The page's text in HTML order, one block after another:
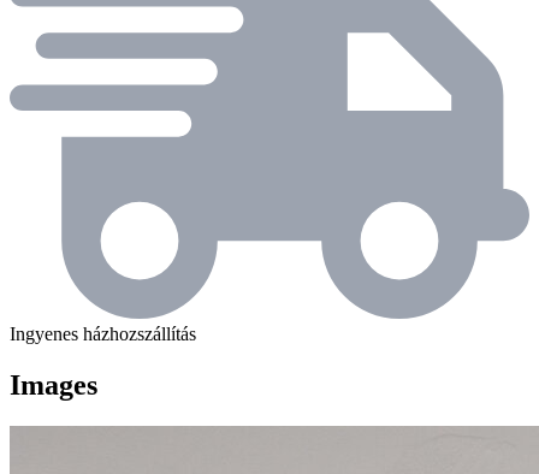
Ingyenes házhozszállítás
Images